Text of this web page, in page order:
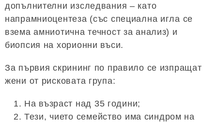
допълнителни изследвания – като
напрамниоцентеза (със специална игла се
взема амниотична течност за анализ) и
биопсия на хорионни въси.
За първия скрининг по правило се изпращат
жени от рисковата група:
На възраст над 35 години;
Тези, чието семейство има синдром на